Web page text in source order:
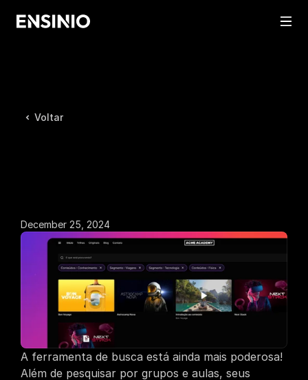
Voltar
December 25, 2024
A ferramenta de busca está ainda mais poderosa!
Além de pesquisar por grupos e aulas, seus